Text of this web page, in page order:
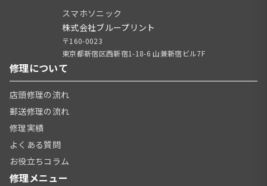
スマホソニック
株式会社ブループリント
〒160-0023
東京都新宿区西新宿1-18-6 山兼新宿ビル7F
修理について
店頭修理の流れ
郵送修理の流れ
修理実績
よくある質問
お役立ちコラム
修理メニュー